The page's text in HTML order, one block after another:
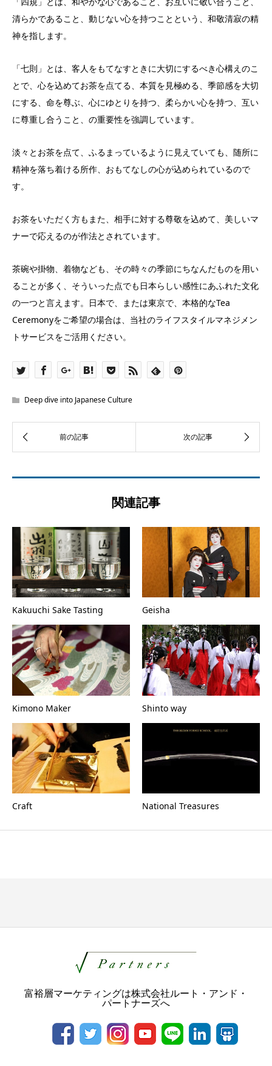
清らかであること、動じない心を持つことという、和敬清寂の精
神を指します。
「七則」とは、客人をもてなすときに大切にするべき心構えのこ
とで、心を込めてお茶を点てる、本質を見極める、季節感を大切
にする、命を尊ぶ、心にゆとりを持つ、柔らかい心を持つ、互い
に尊重し合うこと、の重要性を強調しています。
淡々とお茶を点て、ふるまっているように見えていても、随所に
精神を落ち着ける所作、おもてなしの心が込められているので
す。
お茶をいただく方もまた、相手に対する尊敬を込めて、美しいマ
ナーで応えるのが作法とされています。
茶碗や掛物、着物なども、その時々の季節にちなんだものを用い
ることが多く、そういった点でも日本らしい感性にあふれた文化
の一つと言えます。日本で、または東京で、本格的なTea
Ceremonyをご希望の場合は、当社のライフスタイルマネジメン
トサービスをご活用ください。
Deep dive into Japanese Culture
関連記事
Kakuuchi Sake Tasting Geisha
Kimono Maker Shinto way
Craft National Treasures
富裕層マーケティングは株式会社ルート・アンド・
パートナーズへ